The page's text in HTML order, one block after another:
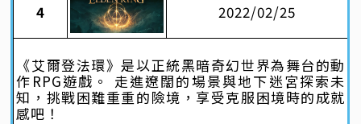
4
2022/02/25
《艾爾登法環》是以正統黑暗奇幻世界為舞台的動
作RPG遊戲。 走進遼闊的場景與地下迷宮探索未
知，挑戰困難重重的險境，享受克服困境時的成就
感吧！